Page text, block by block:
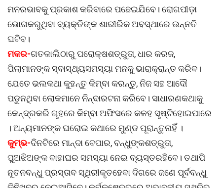
ମନରଭାବକୁ ପ୍ରକାଶ କରିବାରେ ପଛେଇଯିବେ। ରୋଗପୀଡ଼ା
ଭୋଗକରୁଥିବା ବ୍ୟକ୍ତିଙ୍କ ଶାରୀରିକ ଅବସ୍ଥାରେ ଉନ୍ନତି
ଘଟିବ।
ମକର-ଗତକାଲିଠାରୁ ପରୋକ୍ଷଶତ୍ରୁତା, ଧାର କରଜ,
ପିଲାମାନଙ୍କ ସ୍ବାସ୍ଥ୍ୟସମସ୍ୟା ମନକୁ ଭାରାକ୍ରାନ୍ତ କରିବ।
ଯେତେ ଭଲକଥା କୁହନ୍ତୁ କିମ୍ବା କରନ୍ତୁ, ନିଜ ସହ ଆଦୌ
ପଡୁନଥିବା ଲୋକମାନେ ନିନ୍ଦାରଟନା କରିବେ। ସାଧାରଣକଥାକୁ
କେନ୍ଦ୍ରକରି ଗୃହରେ କିମ୍ବା ଅଫିସରେ କଳହ ସୃଷ୍ଟିହୋଇପାରେ
। ଅନ୍ୟମାନଙ୍କ ଘରୋଇ କଥାରେ ମୁଣ୍ଡ ପୂରାନ୍ତୁନାହିଁ ।
କୁମ୍ଭ-ଦିନଟିରେ ମାନ୍ଦା ବେପାର, ବନ୍ଧୁଙ୍କଶତ୍ରୁତା,
ପୁଅଝିଅଙ୍କ ବାହାଘର ସମସ୍ୟା ନେଇ ବ୍ୟସ୍ତରହିବେ। ତଥାପି
ନୂତନବନ୍ଧୁ ପ୍ରସ୍ତାବ ସ୍ଥିରୀକୃତହେବା ଦିଗରେ ଜଣେ ପୂର୍ବବନ୍ଧୁ